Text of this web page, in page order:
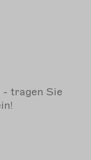
- tragen Sie